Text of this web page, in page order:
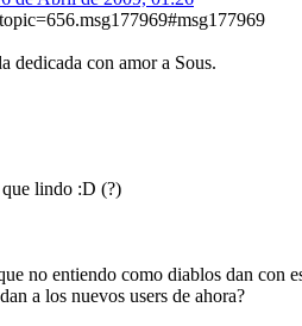
dedicada con amor a Sous.
que lindo :D (?)
no entiendo como diablos dan con
a los nuevos users de ahora?